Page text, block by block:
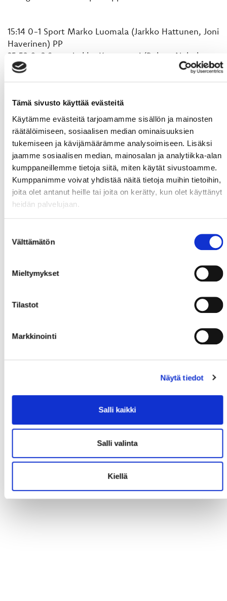
Tämä sivusto käyttää evästeitä
Käytämme evästeitä tarjoamamme sisällön ja mainosten
räätälöimiseen, sosiaalisen median ominaisuuksien
tukemiseen ja kävijämäärämme analysoimiseen. Lisäksi
jaamme sosiaalisen median, mainosalan ja analytiikka-alan
kumppaneillemme tietoja siitä, miten käytät sivustoamme.
Kumppanimme voivat yhdistää näitä tietoja muihin tietoihin,
joita olet antanut heille tai joita on kerätty, kun olet käyttänyt
heidän palvelujaan.
valinta
Välttämätön
Mieltymykset
Tilastot
Markkinointi
Näytä tiedot
Salli kaikki
Salli valinta
Kiellä
15:14 0-1 Sport Marko Luomala (Jarkko Hattunen, Joni
Haverinen) PP
25:53 0-2 Sport Jarkko Kauvosaari (Robert Nyholm,
Markus Nässlin)
30:22 1-2 Hokki Anthony Guttig
Niskakangas) PP
39:32 2-3 Sport Samuli Kivimäki (Mika Kujanpää, Eetu
Heikkinen) PP
50:19 3-3 Hokki Timo Hiltunen
52:46 3-4 Sport Robert Nyholm (Jarkko Kauvosaari)
57:58 3-5 Sport Samuli Kivimäki (Michal Kristof, Eetu
Heikkinen) TB
58:58 3-6 Sport Jere Laaksonen (Joonas Kuusela) TB